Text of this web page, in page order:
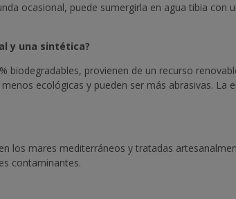
ocasional, puede sumergirla en agua tibia
y una sintética?
biodegradables, provienen de un recurso
ecológicas y pueden ser más abrasivas.
los mares mediterráneos y tratadas
contaminantes.